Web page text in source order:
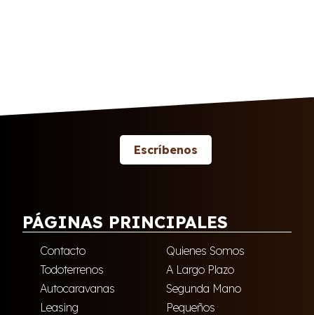
Escríbenos
PÁGINAS PRINCIPALES
Contacto
Quienes Somos
Todoterrenos
A Largo Plazo
Autocaravanas
Segunda Mano
Leasing
Pequeños